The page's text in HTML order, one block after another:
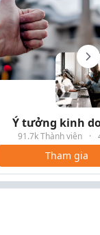
Ý tưởng kinh
91.7k Thành viên ·
Tham gia